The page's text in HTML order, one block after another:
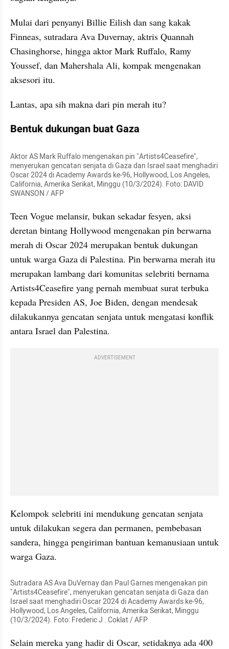
Mulai dari penyanyi Billie Eilish dan sang kakak
Finneas, sutradara Ava Duvernay, aktris Quannah
Chasinghorse, hingga aktor Mark Ruffalo, Ramy
Youssef, dan Mahershala Ali, kompak mengenakan
aksesori itu.
Lantas, apa sih makna dari pin merah itu?
Bentuk dukungan buat Gaza
Aktor AS Mark Ruffalo mengenakan pin "Artists4Ceasefire",
menyerukan gencatan senjata di Gaza dan Israel saat menghadiri
Oscar 2024 di Academy Awards ke-96, Hollywood, Los Angeles,
California, Amerika Serikat, Minggu (10/3/2024). Foto: DAVID
SWANSON / AFP
Teen Vogue melansir, bukan sekadar fesyen, aksi
deretan bintang Hollywood mengenakan pin berwarna
merah di Oscar 2024 merupakan bentuk dukungan
untuk warga Gaza di Palestina. Pin berwarna merah itu
merupakan lambang dari komunitas selebriti bernama
Artists4Ceasefire yang pernah membuat surat terbuka
kepada Presiden AS, Joe Biden, dengan mendesak
dilakukannya gencatan senjata untuk mengatasi konflik
antara Israel dan Palestina.
ADVERTISEMENT
Kelompok selebriti ini mendukung gencatan senjata
untuk dilakukan segera dan permanen, pembebasan
sandera, hingga pengiriman bantuan kemanusiaan untuk
warga Gaza.
Sutradara AS Ava DuVernay dan Paul Garnes mengenakan pin
"Artists4Ceasefire", menyerukan gencatan senjata di Gaza dan
Israel saat menghadiri Oscar 2024 di Academy Awards ke-96,
Hollywood, Los Angeles, California, Amerika Serikat, Minggu
(10/3/2024). Foto: Frederic J . Coklat / AFP
Selain mereka yang hadir di Oscar, setidaknya ada 400